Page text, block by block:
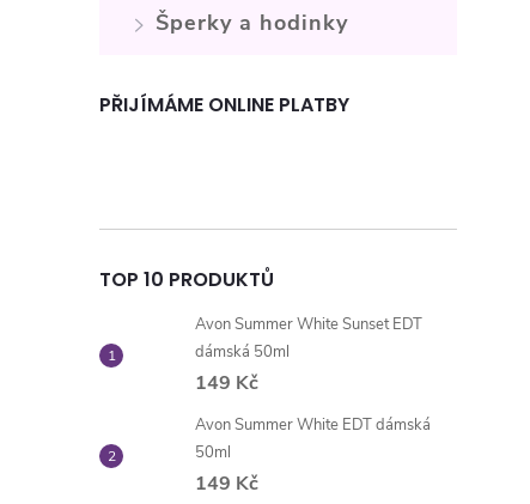
Šperky a hodinky
PŘIJÍMÁME ONLINE PLATBY
TOP 10 PRODUKTŮ
Avon Summer White Sunset EDT
dámská 50ml
149 Kč
Avon Summer White EDT dámská
50ml
149 Kč